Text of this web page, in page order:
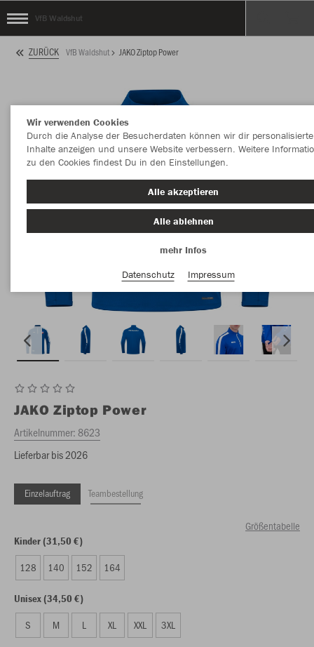
VfB Waldshut
ZURÜCK VfB Waldshut JAKO Ziptop Power
JAKO Ziptop Power
Artikelnummer:8623
Lieferbar bis 2026
Einzelauftrag Teambestellung
Größentabelle
Kinder (31,50 €)
128 140 152 164
Unisex (34,50 €)
S M L XL XXL 3XL
Wir verwenden Cookies
Durch die Analyse der Besucherdaten können wir dir personalisierte
Inhalte anzeigen und unsere Website verbessern. Weitere
zu den Cookies findest Du in den Einstellungen.
Alle akzeptieren
Alle ablehnen
mehr Infos
Datenschutz
Impressum